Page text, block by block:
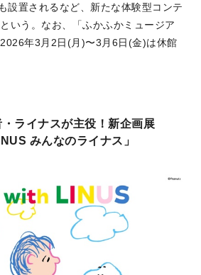
設置されるなど、新たな体験型コンテ
いう。なお、「ふかふかミュージア
年3月2日(月)〜3月6日(金)は休館
ライナスが主役！新企画展
みんなのライナス」